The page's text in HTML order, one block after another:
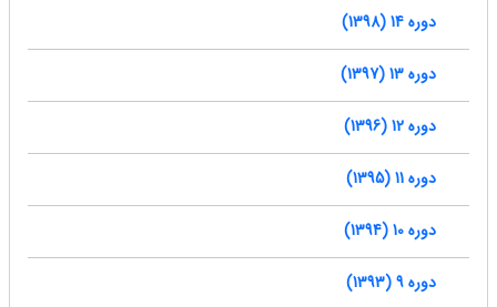
دوره 14 (1398)
دوره 13 (1397)
دوره 12 (1396)
دوره 11 (1395)
دوره 10 (1394)
دوره 9 (1393)